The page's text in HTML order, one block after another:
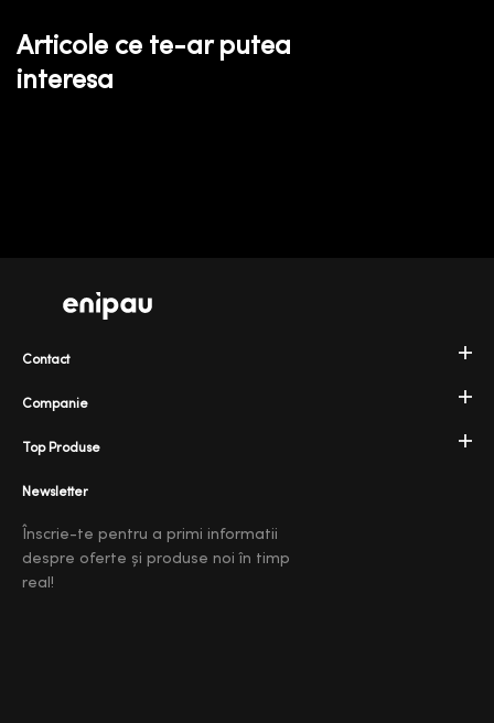
Articole ce te-ar putea
interesa
Companie
Top Produse
Contact
Newsletter
Înscrie-te pentru a primi informatii
despre oferte și produse noi în timp
real!